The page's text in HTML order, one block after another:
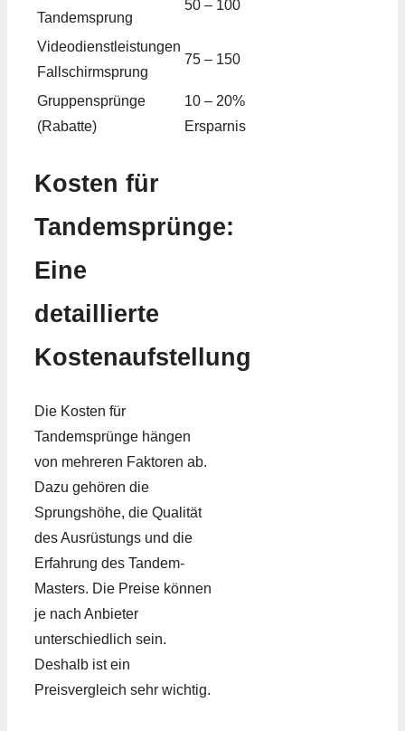
Tandemsprung
50 – 100
Videodienstleistungen
Fallschirmsprung
75 – 150
Gruppensprünge
(Rabatte)
10 – 20%
Ersparnis
Kosten für
Tandemsprünge:
Eine
detaillierte
Kostenaufstellung
Die Kosten für
Tandemsprünge hängen
von mehreren Faktoren ab.
Dazu gehören die
Sprungshöhe, die Qualität
des Ausrüstungs und die
Erfahrung des Tandem-
Masters. Die Preise können
je nach Anbieter
unterschiedlich sein.
Deshalb ist ein
Preisvergleich sehr wichtig.